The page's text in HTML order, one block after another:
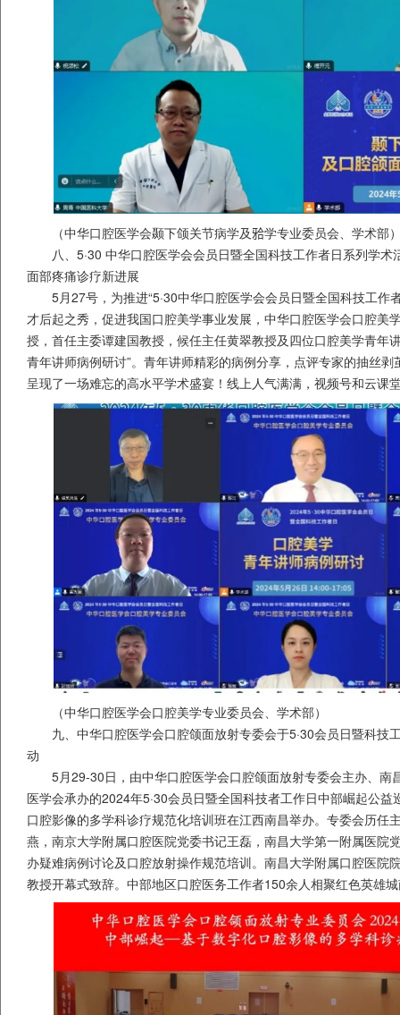
（中华口腔医学会颞下颌关节病学及𬌗学专业委员会、学术部
八、5·30 中华口腔医学会会员日暨全国科技工作者日系列学
面部疼痛诊疗新进展
5月27号，为推进“5·30中华口腔医学会会员日暨全国科技工作
才后起之秀，促进我国口腔美学事业发展，中华口腔医学会口腔美
授，首任主委谭建国教授，候任主任黄翠教授及四位口腔美学青年
青年讲师病例研讨”。青年讲师精彩的病例分享，点评专家的抽丝
呈现了一场难忘的高水平学术盛宴！线上人气满满，视频号和云课
（中华口腔医学会口腔美学专业委员会、学术部）
九、中华口腔医学会口腔颌面放射专委会于5·30会员日暨科技
动
5月29-30日，由中华口腔医学会口腔颌面放射专委会主办、南
医学会承办的2024年5·30会员日暨全国科技者工作日中部崛起公
口腔影像的多学科诊疗规范化培训班在江西南昌举办。专委会历任
燕，南京大学附属口腔医院党委书记王磊，南昌大学第一附属医院
办疑难病例讨论及口腔放射操作规范培训。南昌大学附属口腔医院
教授开幕式致辞。中部地区口腔医务工作者150余人相聚红色英雄